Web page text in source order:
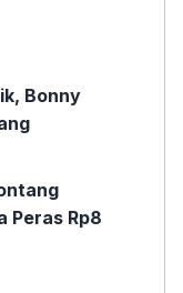
Bonny
Peras Rp8